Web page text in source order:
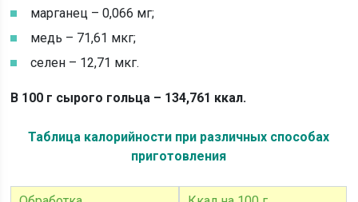
марганец – 0,066 мг;
медь – 71,61 мкг;
селен – 12,71 мкг.
В 100 г сырого гольца – 134,761 ккал.
Таблица калорийности при различных способах
приготовления